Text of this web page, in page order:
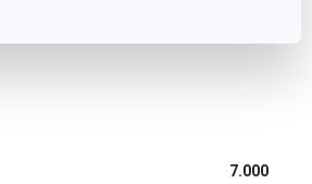
7.000